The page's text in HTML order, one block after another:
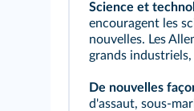
Science et
encouragent les
nouvelles. Les
grands
De nouvelles
d'assaut,